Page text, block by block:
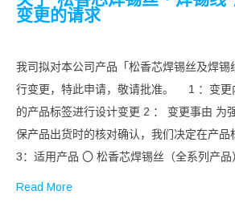
变更的请求
我司拟对本公司产品「松香芯焊锡丝及焊锡
行变更，特此申请，敬请批准。 1 ：变更
的产品标签进行设计变更 2 ： 变更事由 为
保产品出货时的核对确认，我们决定在产品
3：适用产品 〇 松香芯焊锡丝（全系列产
Read More